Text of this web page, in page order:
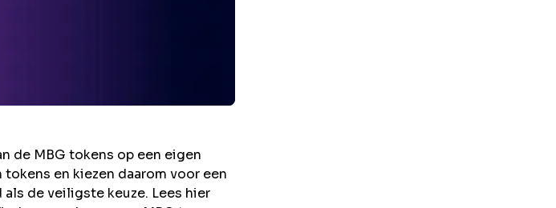
de MBG tokens op een eigen
en kiezen daarom voor een
de veiligste keuze. Lees hier